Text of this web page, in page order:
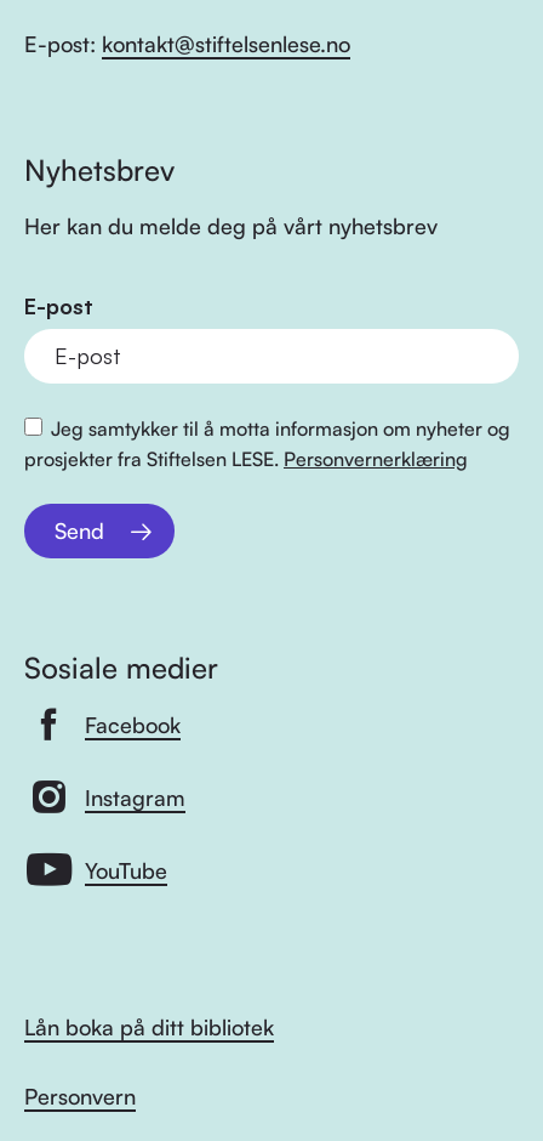
E-post: kontakt@stiftelsenlese.no
Nyhetsbrev
Her kan du melde deg på vårt nyhetsbrev
E-post
Jeg samtykker til å motta informasjon om nyheter og
prosjekter fra Stiftelsen LESE. Personvernerklæring
Send
Sosiale medier
Facebook
Instagram
YouTube
Lån boka på ditt bibliotek
Personvern